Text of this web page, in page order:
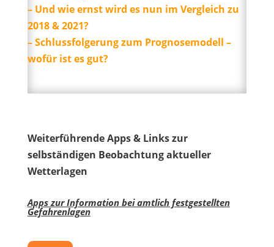
– Und wie ernst wird es nun im Vergleich zu
2018 & 2021?
– Schlussfolgerung zum Prognosemodell –
wofür ist es gut?
Weiterführende Apps & Links zur
selbständigen Beobachtung aktueller
Wetterlagen
Apps zur Information bei amtlich festgestellten
Gefahrenlagen